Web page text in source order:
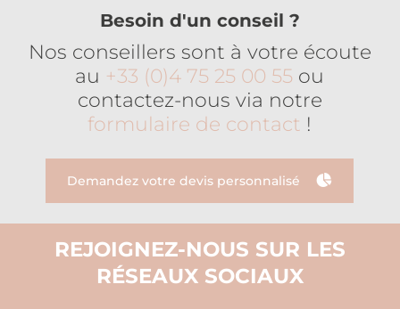
Besoin d'un conseil ?
Nos conseillers sont à votre écoute
au +33 (0)4 75 25 00 55 ou
contactez-nous via notre
formulaire de contact !
Demandez votre devis personnalisé
REJOIGNEZ-NOUS SUR LES
RÉSEAUX SOCIAUX